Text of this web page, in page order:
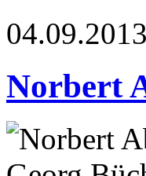
Norbert